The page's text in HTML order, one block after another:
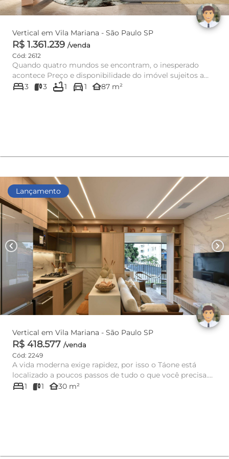
Vertical em Vila Mariana - São Paulo SP
R$ 1.361.239 /venda
Cód: 2612
Quando quatro mundos se encontram, o inesperado
acontece Preço e disponibilidade do imóvel sujeitos a
alteração sem avis...
bed3 3 bathtub1 directions_car1 other_houses87 m²
Lançamento
chevron_left chevron_right
Vertical em Vila Mariana - São Paulo SP
R$ 418.577 /venda
Cód: 2249
A vida moderna exige rapidez, por isso o Táone está
localizado a poucos passos de tudo o que você precisa.
No coração de...
bed1 1 other_houses30 m²